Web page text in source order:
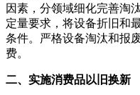
因素，分领域细化完善淘
定量要求，将设备折旧和
条件。严格设备淘汰和报
费。
二、实施消费品以旧换新